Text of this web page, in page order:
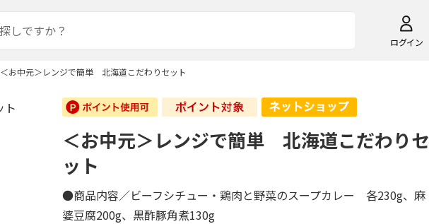
ログイン
＜お中元＞レンジで簡単 北海道こだわりセット
＜お中元＞レンジで簡単 北海道こだわりセ
ット
●商品内容／ビーフシチュー・鶏肉と野菜のスープカレー 各230g、麻
婆豆腐200g、黒酢豚角煮130g